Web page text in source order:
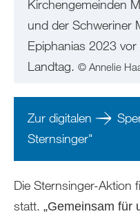
Kirchengemeinden
und der Schweriner
Epiphanias 2023
Landtag. © Annelie
Zur digitalen
Sternsinger"
Die Sternsinger-Aktion
statt. „Gemeinsam für